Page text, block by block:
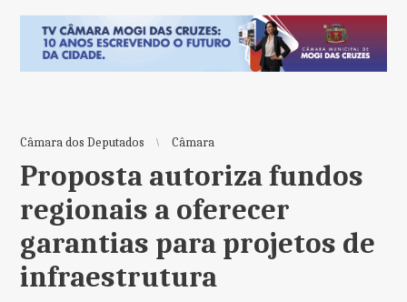
Câmara dos Deputados Câmara
Proposta autoriza fundos
regionais a oferecer
garantias para projetos de
infraestrutura